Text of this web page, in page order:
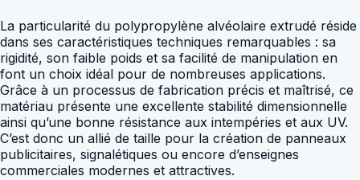
La particularité du polypropylène alvéolaire extrudé réside
dans ses caractéristiques techniques remarquables : sa
rigidité, son faible poids et sa facilité de manipulation en
font un choix idéal pour de nombreuses applications.
Grâce à un processus de fabrication précis et maîtrisé, ce
matériau présente une excellente stabilité dimensionnelle
ainsi qu’une bonne résistance aux intempéries et aux UV.
C’est donc un allié de taille pour la création de panneaux
publicitaires, signalétiques ou encore d’enseignes
commerciales modernes et attractives.